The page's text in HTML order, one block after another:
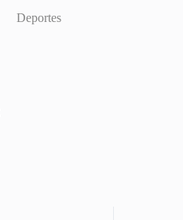
Deportes